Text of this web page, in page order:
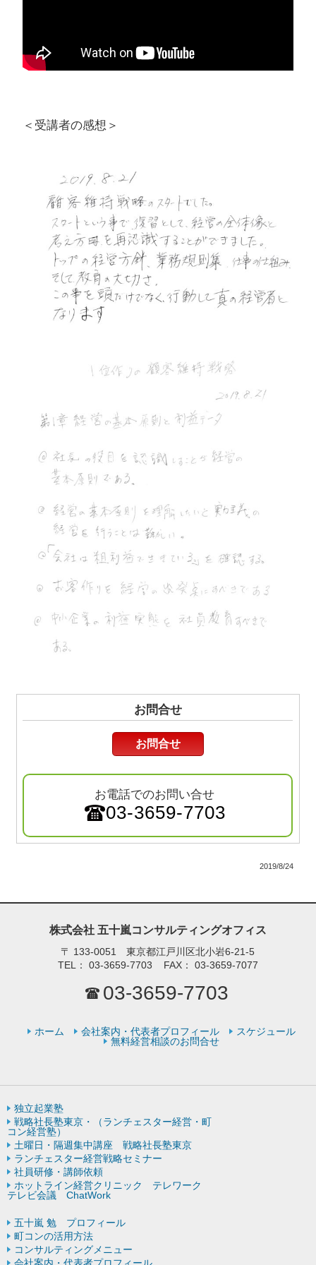
＜受講者の感想＞
お問合せ
お問合せ
お電話でのお問い合せ
03-3659-7703
2019/8/24
株式会社 五十嵐コンサルティングオフィス
〒 133-0051 東京都江戸川区北小岩6-21-5
TEL：
03-3659-7703 FAX： 03-3659-7077
03-3659-7703
ホーム 会社案内・代表者プロフィール
スケジュール
無料経営相談のお問合せ
独立起業塾
戦略社長塾東京・（ランチェスター経営・町
コン経営塾）
土曜日・隔週集中講座 戦略社長塾東京
ランチェスター経営戦略セミナー
社員研修・講師依頼
ホットライン経営クリニック テレワーク
テレビ会議 ChatWork
五十嵐 勉 プロフィール
町コンの活用方法
コンサルティングメニュー
会社案内・代表者プロフィール